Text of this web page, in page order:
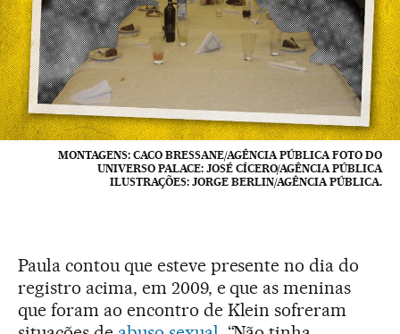
MONTAGENS: CACO BRESSANE/AGÊNCIA PÚBLICA FOTO DO
UNIVERSO PALACE: JOSÉ CÍCERO/AGÊNCIA PÚBLICA
ILUSTRAÇÕES: JORGE BERLIN/AGÊNCIA PÚBLICA.
Paula contou que esteve presente no dia do
registro acima, em 2009, e que as meninas
que foram ao encontro de Klein sofreram